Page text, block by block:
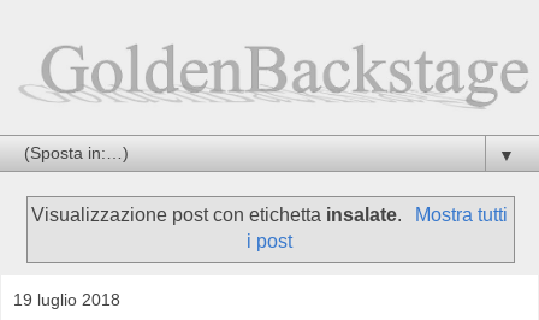
▼
Visualizzazione post con etichetta insalate.
Mostra tutti
i post
19 luglio 2018